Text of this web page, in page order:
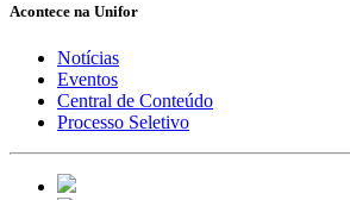
Acontece na Unifor
Notícias
Eventos
Central de Conteúdo
Processo Seletivo